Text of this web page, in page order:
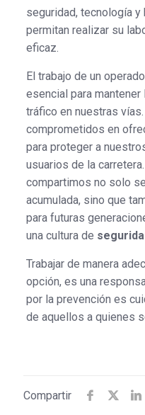
seguridad, tecnología
permitan realizar su
eficaz.
El trabajo de un
esencial para
tráfico en nuestras vías.
comprometidos en
para proteger a
usuarios de la
compartimos no solo
acumulada, sino que
para futuras
una cultura de
Trabajar de manera
opción, es una
por la prevención es
de aquellos a quienes
Compartir